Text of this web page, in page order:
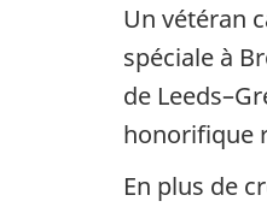
Un vétéran
spéciale à
de
honorifique
En plus de